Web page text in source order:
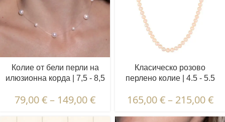
Колие от бели перли на
илюзионна корда | 7,5 - 8,5
перли | 11 бр.
79,00€– 149,00€
Класическо розово
перлено колие | 4.5 - 5.5
165,00€ – 215,00€